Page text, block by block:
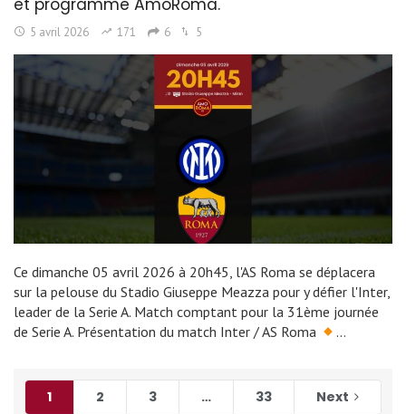
et programme AmoRoma.
5 avril 2026 171 6 5
Ce dimanche 05 avril 2026 à 20h45, l'AS Roma se déplacera
sur la pelouse du Stadio Giuseppe Meazza pour y défier l'Inter,
leader de la Serie A. Match comptant pour la 31ème journée
de Serie A. Présentation du match Inter / AS Roma
…
1 2 3 … 33 Next